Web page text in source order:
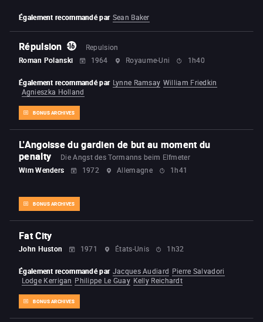
Également recommandé par Sean Baker
Répulsion
Repulsion
Roman Polanski
1964 Royaume-Uni 1h40
BONUS ARCHIVES
Également recommandé par Lynne Ramsay William Friedkin
Agnieszka Holland
L'Angoisse du gardien de but au moment du
penalty
Die Angst des Tormanns beim Elfmeter
Wim Wenders
1972 Allemagne 1h41
BONUS ARCHIVES
Fat City
John Huston 1971 États-Unis 1h32
BONUS ARCHIVES
Également recommandé par Jacques Audiard Pierre Salvadori
Lodge Kerrigan Philippe Le Guay Kelly Reichardt